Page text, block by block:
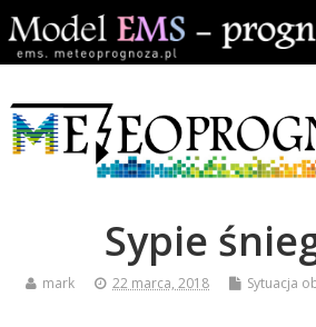
Sypie
mark 22 marca, 2018 Sytuacja